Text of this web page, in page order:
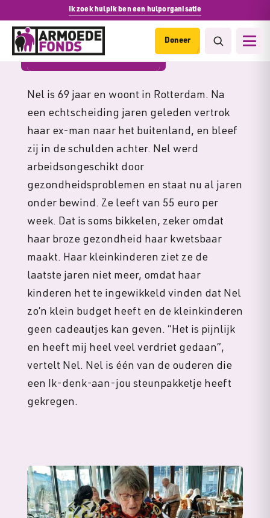
Ik zoek hulpIk ben een hulporganisatie
Doneer
Kwetsbare ouderen
Nel is 69 jaar en woont in Rotterdam. Na
een echtscheiding jaren geleden vertrok
haar ex-man naar het buitenland, en bleef
zij in de schulden achter. Nel werd
arbeidsongeschikt door
gezondheidsproblemen en staat nu al jaren
onder bewind. Ze leeft van 55 euro per
week. Dat is soms bikkelen, zeker omdat
haar broze gezondheid haar kwetsbaar
maakt. Haar kleinkinderen ziet ze de
laatste jaren niet meer, omdat haar
kinderen het te ingewikkeld vinden dat Nel
zo’n klein budget heeft en de kleinkinderen
geen cadeautjes kan geven. “Het is pijnlijk
en heeft mij heel veel verdriet gedaan”,
vertelt Nel. Nel is één van de ouderen die
een Ik-denk-aan-jou steunpakketje heeft
gekregen.